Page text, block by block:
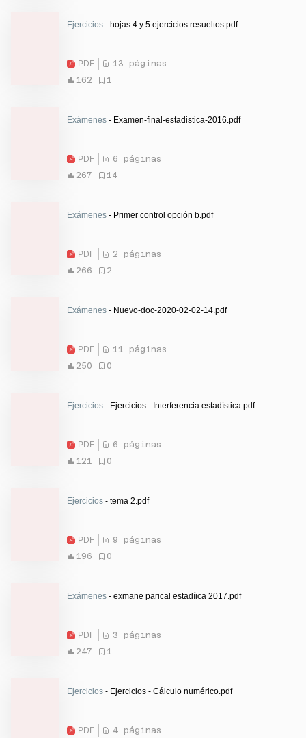
Ejercicios - hojas 4 y 5 ejercicios resueltos.pdf
PDF
13 páginas
162
1
Exámenes - Examen-final-estadistica-2016.pdf
PDF
6 páginas
267
14
Exámenes - Primer control opción b.pdf
PDF
2 páginas
266
2
Exámenes - Nuevo-doc-2020-02-02-14.pdf
PDF
11 páginas
250
0
Ejercicios - Ejercicios - Interferencia estadística.pdf
PDF
6 páginas
121
0
Ejercicios - tema 2.pdf
PDF
9 páginas
196
0
Exámenes - exmane parical estadíica 2017.pdf
PDF
3 páginas
247
1
Ejercicios - Ejercicios - Cálculo numérico.pdf
PDF 4 páginas